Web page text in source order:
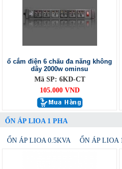
ổ cắm điện 6 chấu đa năng không
dây 2000w ominsu
Mã SP: 6KD-CT
105.000 VND
ỔN ÁP LIOA 1 PHA
ỔN ÁP LIOA 0.5KVA ỔN ÁP LIOA